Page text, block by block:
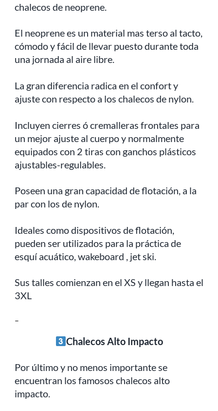
chalecos de neoprene.
El neoprene es un material mas terso al tacto,
cómodo y fácil de llevar puesto durante toda
una jornada al aire libre.
La gran diferencia radica en el confort y
ajuste con respecto a los chalecos de nylon.
Incluyen cierres ó cremalleras frontales para
un mejor ajuste al cuerpo y normalmente
equipados con 2 tiras con ganchos plásticos
ajustables-regulables.
Poseen una gran capacidad de flotación, a la
par con los de nylon.
Ideales como dispositivos de flotación,
pueden ser utilizados para la práctica de
esquí acuático, wakeboard , jet ski.
Sus talles comienzan en el XS y llegan hasta el
3XL
–
Chalecos Alto Impacto
Por último y no menos importante se
encuentran los famosos chalecos alto
impacto.